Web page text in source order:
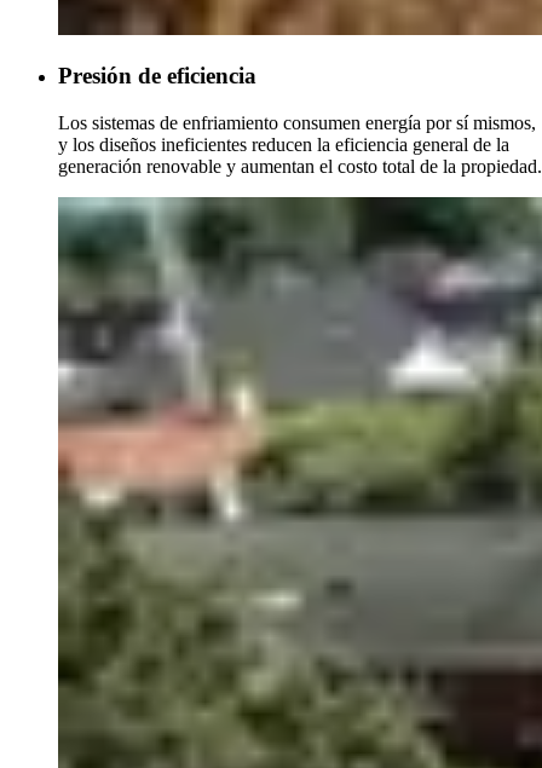
Presión de eficiencia
Los sistemas de enfriamiento consumen energía por sí mismos,
y los diseños ineficientes reducen la eficiencia general de la
generación renovable y aumentan el costo total de la propiedad.